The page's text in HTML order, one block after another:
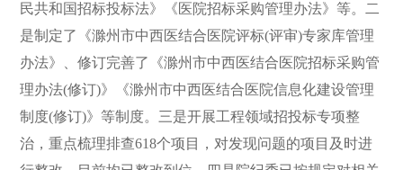
民共和国招标投标法》《医院招标采购管理办法》等。二
是制定了《滁州市中西医结合医院评标(评审)专家库管理
办法》、修订完善了《滁州市中西医结合医院招标采购管
理办法(修订)》《滁州市中西医结合医院信息化建设管理
制度(修订)》等制度。三是开展工程领域招投标专项整
治，重点梳理排查618个项目，对发现问题的项目及时进